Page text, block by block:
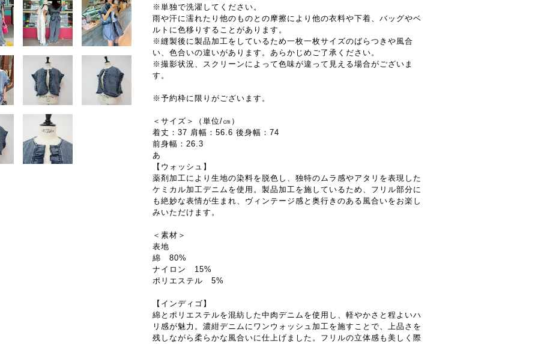
※単独で洗濯してください。
雨や汗に濡れたり他のものとの摩擦により他の衣料や下着、バッグやベ
ルトに色移りすることがあります。
※縫製後に製品加工をしているため一枚一枚サイズのばらつきや風合
い、色合いの違いがあります。あらかじめご了承ください。
※撮影状況、スクリーンによって色味が違って見える場合がございま
す。
※予約枠に限りがございます。
＜サイズ＞（単位/㎝）
着丈：37 肩幅：56.6 後身幅：74
前身幅：26.3
あ
【ウォッシュ】
薬剤加工により生地の染料を脱色し、独特のムラ感やアタリを表現した
ケミカル加工デニムを使用。製品加工を施しているため、フリル部分に
も絶妙な表情が生まれ、ヴィンテージ感と奥行きのある風合いをお楽し
みいただけます。
＜素材＞
表地
綿 80%
ナイロン 15%
ポリエステル 5%
【インディゴ】
綿とポリエステルを混紡した中肉デニムを使用し、軽やかさと程よいハ
リ感が魅力。濃紺デニムにワンウォッシュ加工を施すことで、上品さを
残しながら柔らかな風合いに仕上げました。フリルの立体感も美しく際